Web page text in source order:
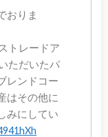
おりま
トレードア
ただいたパ
レンドコー
はその他に
みにしてい